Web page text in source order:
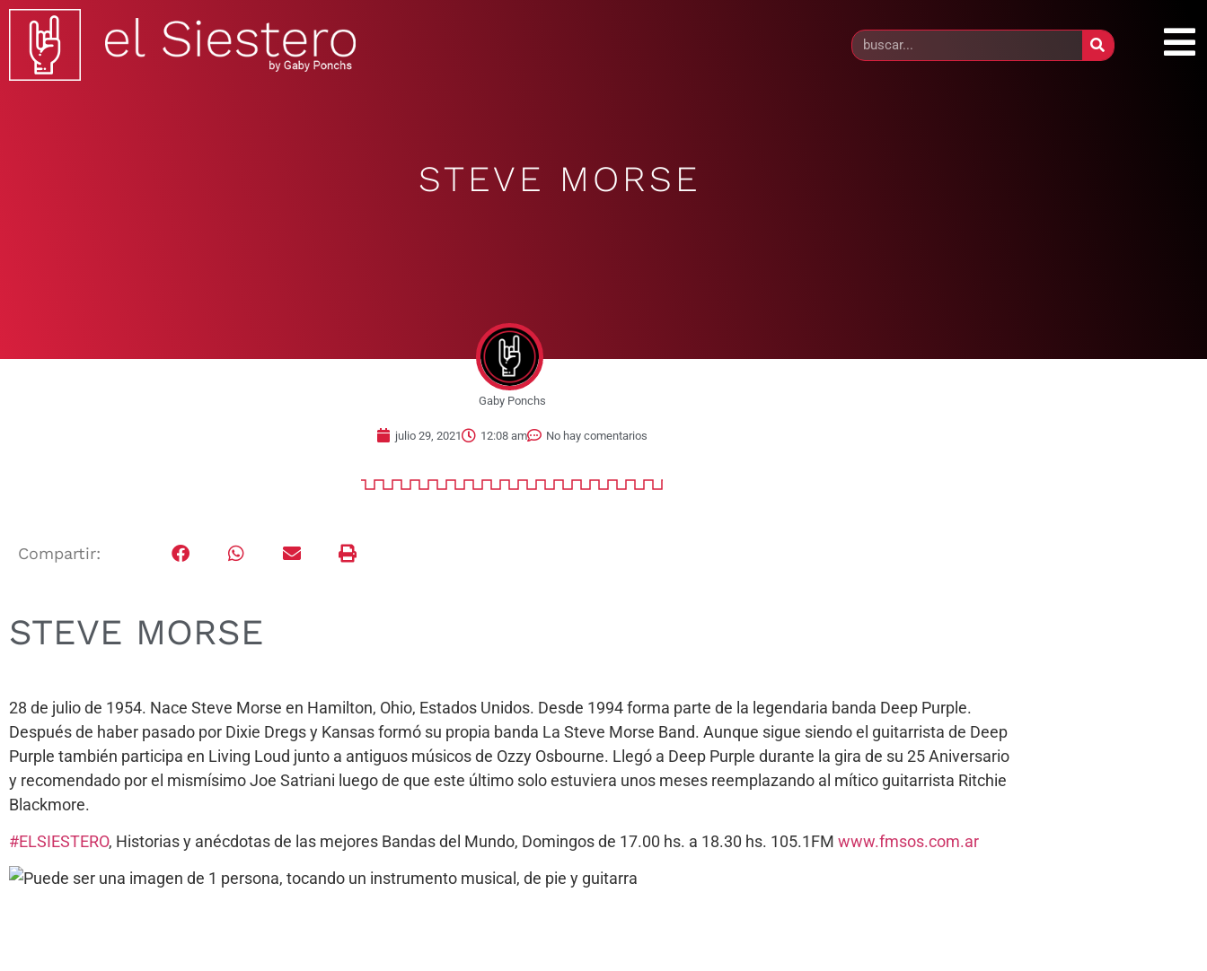
STEVE MORSE
Gaby Ponchs
julio 29, 2021 12:08 am No hay comentarios
Compartir:
STEVE MORSE
28 de julio de 1954. Nace Steve Morse en Hamilton, Ohio, Estados Unidos. Desde 1994 forma parte de la legendaria banda Deep Purple.
Después de haber pasado por Dixie Dregs y Kansas formó su propia banda La Steve Morse Band. Aunque sigue siendo el guitarrista de Deep
Purple también participa en Living Loud junto a antiguos músicos de Ozzy Osbourne. Llegó a Deep Purple durante la gira de su 25 Aniversario
y recomendado por el mismísimo Joe Satriani luego de que este último solo estuviera unos meses reemplazando al mítico guitarrista Ritchie
Blackmore.
#ELSIESTERO, Historias y anécdotas de las mejores Bandas del Mundo, Domingos de 17.00 hs. a 18.30 hs. 105.1FM www.fmsos.com.ar